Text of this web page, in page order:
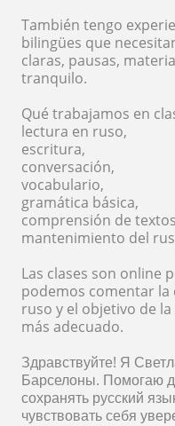
También tengo
bilingües que
claras, pausas,
tranquilo.
Qué trabajamos en
lectura en ruso,
escritura,
conversación,
vocabulario,
gramática básica,
comprensión de
mantenimiento del
Las clases son online
podemos comentar la
ruso y el objetivo de
más adecuado.
Здравствуйте! Я
Барселоны. Помогаю
сохранять русский
чувствовать себя